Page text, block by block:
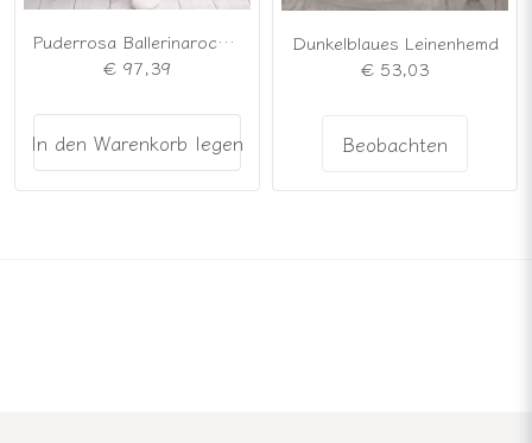
Puderrosa Ballerinarock aus Tüll
€ 97,39
In den Warenkorb legen
Dunkelblaues Leinenhemd
€ 53,03
Beobachten